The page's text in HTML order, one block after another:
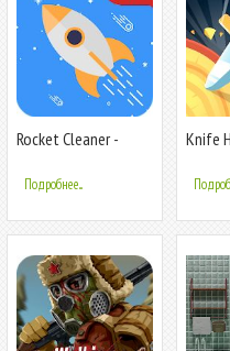
Rocket Cleaner -
систему
Подробнее...
Knife